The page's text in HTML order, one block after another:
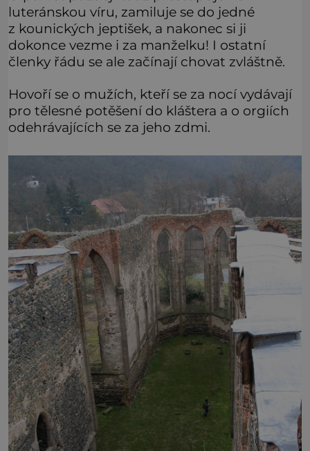
luteránskou víru, zamiluje se do jedné
z kounických jeptišek, a nakonec si ji
dokonce vezme i za manželku! I ostatní
členky řádu se ale začínají chovat zvláštně.
Hovoří se o mužích, kteří se za nocí vydávají
pro tělesné potěšení do kláštera a o orgiích
odehrávajících se za jeho zdmi.